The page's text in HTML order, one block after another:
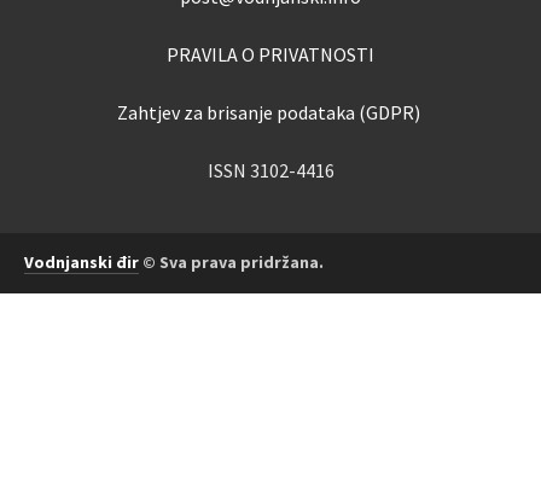
PRAVILA O PRIVATNOSTI
Zahtjev za brisanje podataka (GDPR)
ISSN 3102-4416
Vodnjanski đir © Sva prava pridržana.